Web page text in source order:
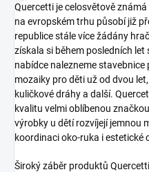
Quercetti je celosvětově
na evropském trhu působí již
republice stále více žádány
získala si během posledních let
nabídce nalezneme
mozaiky pro děti už od dvou
kuličkové dráhy a další.
kvalitu velmi oblíbenou
výrobky u dětí rozvíjejí jemnou
koordinaci oko-ruka i estetické
Široký záběr produktů